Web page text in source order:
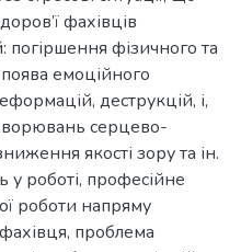
фахівців
погіршення фізичного та
емоційного
деструкцій, і,
серцево-
якості зору та ін.
у роботі, професійне
роботи напряму
проблема